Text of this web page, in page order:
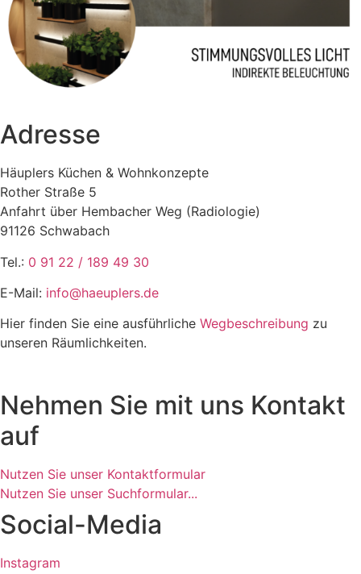
Adresse
Häuplers Küchen & Wohnkonzepte
Rother Straße 5
Anfahrt über Hembacher Weg (Radiologie)
91126 Schwabach
Tel.: 0 91 22 / 189 49 30
E-Mail: info@haeuplers.de
Hier finden Sie eine ausführliche Wegbeschreibung zu
unseren Räumlichkeiten.
Nehmen Sie mit uns Kontakt
auf
Nutzen Sie unser Kontaktformular
Nutzen Sie unser Suchformular...
Social-Media
Instagram